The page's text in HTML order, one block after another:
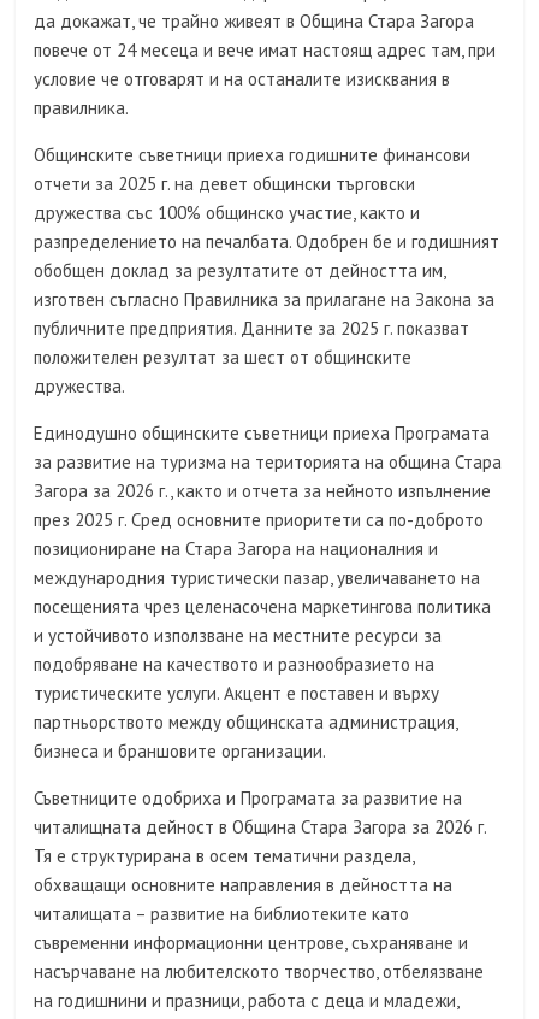
да докажат, че трайно живеят в Община Стара Загора
повече от 24 месеца и вече имат настоящ адрес там, при
условие че отговарят и на останалите изисквания в
правилника.
Общинските съветници приеха годишните финансови
отчети за 2025 г. на девет общински търговски
дружества със 100% общинско участие, както и
разпределението на печалбата. Одобрен бе и годишният
обобщен доклад за резултатите от дейността им,
изготвен съгласно Правилника за прилагане на Закона за
публичните предприятия. Данните за 2025 г. показват
положителен резултат за шест от общинските
дружества.
Единодушно общинските съветници приеха Програмата
за развитие на туризма на територията на община Стара
Загора за 2026 г., както и отчета за нейното изпълнение
през 2025 г. Сред основните приоритети са по-доброто
позициониране на Стара Загора на националния и
международния туристически пазар, увеличаването на
посещенията чрез целенасочена маркетингова политика
и устойчивото използване на местните ресурси за
подобряване на качеството и разнообразието на
туристическите услуги. Акцент е поставен и върху
партньорството между общинската администрация,
бизнеса и браншовите организации.
Съветниците одобриха и Програмата за развитие на
читалищната дейност в Община Стара Загора за 2026 г.
Тя е структурирана в осем тематични раздела,
обхващащи основните направления в дейността на
читалищата – развитие на библиотеките като
съвременни информационни центрове, съхраняване и
насърчаване на любителското творчество, отбелязване
на годишнини и празници, работа с деца и младежи,